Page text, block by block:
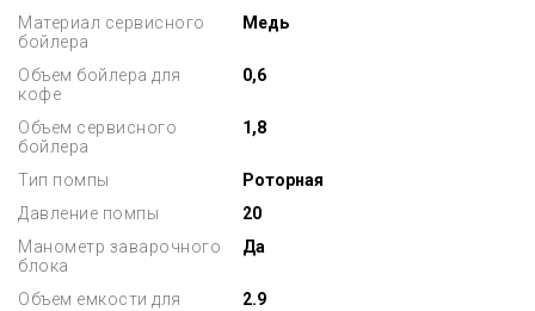
Материал сервисного
бойлера
Медь
Объем бойлера для
кофе
0,6
Объем сервисного
бойлера
1,8
Тип помпы
Роторная
Давление помпы
20
Манометр заварочного
блока
Да
Объем емкости для
2.9